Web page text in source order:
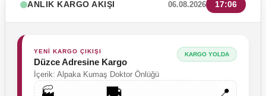
YENİ ÜRÜN
ANLIK KARGO AKIŞI 06.08.2026 17:06
YENİ KARGO ÇIKIŞI
Düzce Adresine Kargo
İçerik: Alpaka Kumaş Doktor Önlüğü
KARGO YOLDA